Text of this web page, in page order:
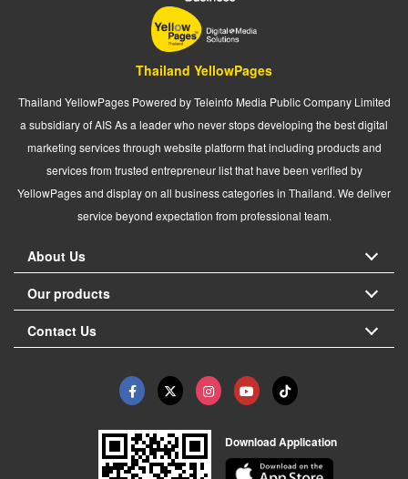
Thailand YellowPages
Thailand YellowPages Powered by Teleinfo Media Public Company Limited
a subsidiary of AIS As a leader who never stops developing the best digital
marketing services through website platform that including products and
services from trusted entrepreneur list that have been verified by
YellowPages and display on all business categories in Thailand. We deliver
service beyond expectation from professional team.
About Us
Our products
Contact Us
Download Application